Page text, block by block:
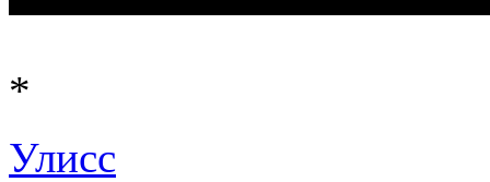
*
Улисс